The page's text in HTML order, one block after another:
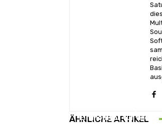
ÄHNLICHE ARTIKEL
Ein Monitor für drei